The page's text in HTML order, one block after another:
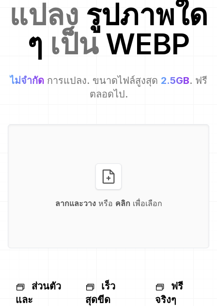
แปลง รูปภาพใด
ๆ เป็น WEBP
ไม่จำกัด การแปลง. ขนาดไฟล์สูงสุด 2.5GB. ฟรี
ตลอดไป.
ลากและวางหรือ คลิก เพื่อเลือก
ส่วนตัว
และ
เร็ว
สุดขีด
ฟรี
จริงๆ